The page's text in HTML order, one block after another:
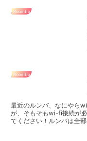
Roomba
Roomba
最近のルンバ、なにやら
が、そもそもwi-fi接続が
てください！ルンバは全
す！ 【新型のルンバは